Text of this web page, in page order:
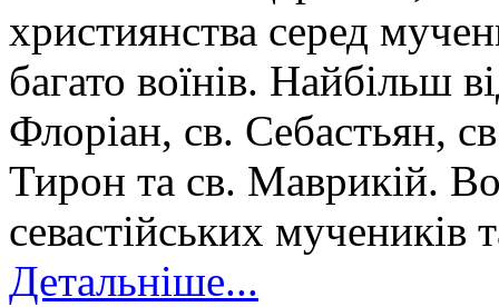
християнства серед
багато воїнів. Найбільш
Флоріан, св. Себастьян,
Тирон та св. Маврикій.
севастійських мучеників
Детальніше...